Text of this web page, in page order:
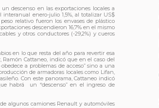
descenso en las exportaciones locales a
enero-julio 1,5%, al totalizar US$
relativo fueron los envases de plástico
descendieron 16,7% en el mismo
y otros conductores (-29,2%) y cueros
en lo que resta del año para revertir esa
Cattaneo, indicó que en el caso del
a problemas de acceso” sino a una
de armadoras locales como Lifan,
Con este panorama, Cattaneo indicó
habrá un “descenso” en el ingreso de
algunos camiones Renault y automóviles